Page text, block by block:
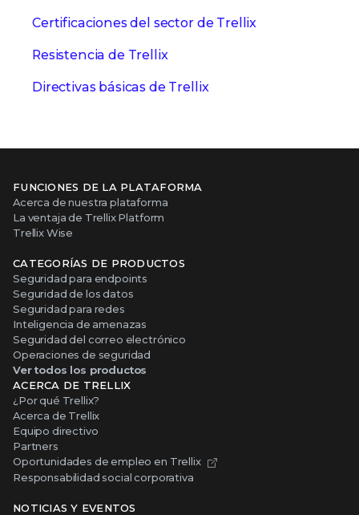
Certificaciones del sector de Trellix
Resistencia de Trellix
Directivas básicas de Trellix
FUNCIONES DE LA PLATAFORMA
Acerca de nuestra plataforma
La ventaja de Trellix Platform
Trellix Wise
CATEGORÍAS DE PRODUCTOS
Seguridad para endpoints
Seguridad de los datos
Seguridad para redes
Inteligencia de amenazas
Seguridad del correo electrónico
Operaciones de seguridad
Ver todos los productos
ACERCA DE TRELLIX
¿Por qué Trellix?
Acerca de Trellix
Equipo directivo
Partners
Oportunidades de empleo en Trellix
Responsabilidad social corporativa
NOTICIAS Y EVENTOS